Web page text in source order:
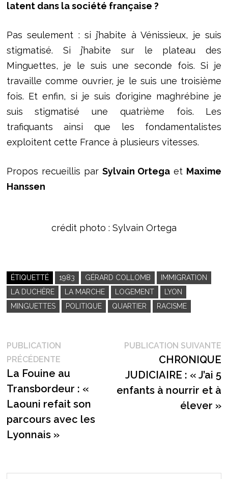
latent dans la société française ?
Pas seulement : si j’habite à Vénissieux, je suis
stigmatisé. Si j’habite sur le plateau des
Minguettes, je le suis une seconde fois. Si je
travaille comme ouvrier, je le suis une troisième
fois. Et enfin, si je suis d’origine maghrébine je
suis stigmatisé une quatrième fois. Les
trafiquants ainsi que les fondamentalistes
exploitent cette France à plusieurs vitesses.
Propos recueillis par Sylvain Ortega et Maxime
Hanssen
crédit photo : Sylvain Ortega
ÉTIQUETTÉ 1983 GÉRARD COLLOMB
IMMIGRATION
LA DUCHÈRE
LA MARCHE LOGEMENT
LYON
MINGUETTES
POLITIQUE QUARTIER RACISME
Navigation
de
l’article
PUBLICATION
PRÉCÉDENTEPublication
précédente :
La Fouine au
Transbordeur : «
Laouni refait son
parcours avec les
Lyonnais »
PUBLICATION SUIVANTE
CHRONIQUE
JUDICIAIRE : « J’ai 5
enfants à nourrir et à
élever »